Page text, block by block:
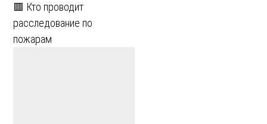
🟥 Кто проводит
расследование по
пожарам